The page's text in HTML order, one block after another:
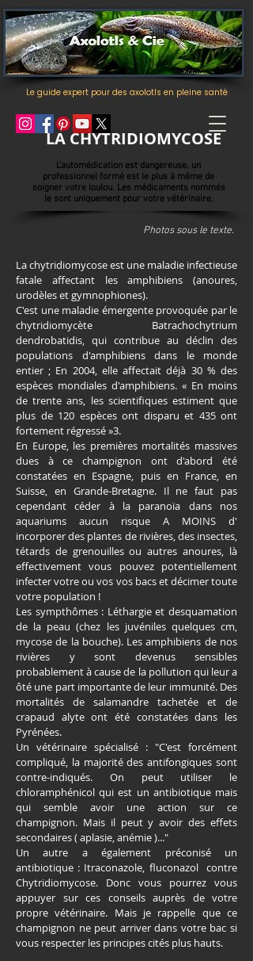
Le guide expert pour des axolotls en pleine santé
LA CHYTRIDIOMYCOSE
L'automédication est dangereuse, un
professionnel formé est le plus à même de
soigner votre loulou. Les médicaments nommés
le sont uniquement pour votre vétérinaire.
Photos sous le texte.
La chytridiomycose est une maladie infectieuse
fatale affectant les amphibiens (anoures,
urodèles et gymnophiones).
C'est une maladie émergente provoquée par le
chytridiomycète Batrachochytrium
dendrobatidis, qui contribue au déclin des
populations d'amphibiens dans le monde
entier ; En 2004, elle affectait déjà 30 % des
espèces mondiales d'amphibiens. « En moins
de trente ans, les scientifiques estiment que
plus de 120 espèces ont disparu et 435 ont
fortement régressé »3.
En Europe, les premières mortalités massives
dues à ce champignon ont d'abord été
constatées en Espagne, puis en France, en
Suisse, en Grande-Bretagne. Il ne faut pas
cependant céder à la paranoïa dans nos
aquariums aucun risque A MOINS d'
incorporer des plantes de rivières, des insectes,
tétards de grenouilles ou autres anoures, là
effectivement vous pouvez potentiellement
infecter votre ou vos vos bacs et décimer toute
votre population !
Les sympthômes : Léthargie et desquamation
de la peau (chez les juvéniles quelques cm,
mycose de la bouche). Les amphibiens de nos
rivières y sont devenus sensibles
probablement à cause de la pollution qui leur a
ôté une part importante de leur immunité. Des
mortalités de salamandre tachetée et de
crapaud alyte ont été constatées dans les
Pyrénées.
Un vétérinaire spécialisé : "C'est forcément
compliqué, la majorité des antifongiques sont
contre-indiqués. On peut utiliser le
chloramphénicol qui est un antibiotique mais
qui semble avoir une action sur ce
champignon. Mais il peut y avoir des effets
secondaires ( aplasie, anémie )..."
Un autre a également préconisé un
antibiotique : Itraconazole, fluconazol contre
Chytridiomycose. Donc vous pourrez vous
appuyer sur ces conseils auprès de votre
propre vétérinaire. Mais je rappelle que ce
champignon ne peut arriver dans votre bac si
vous respecter les principes cités plus hauts.